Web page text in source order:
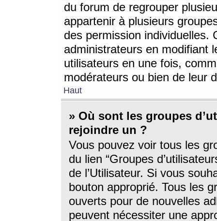
du forum de regrouper
appartenir à plusieurs
des permission individuelles.
administrateurs en modifiant
utilisateurs en une fois,
modérateurs ou bien de leur
Haut
» Où sont les groupes
rejoindre un ?
Vous pouvez voir tous les
du lien “Groupes
de l’Utilisateur. Si vous
bouton approprié. Tous les
ouverts pour de nouvelles
peuvent nécessiter une